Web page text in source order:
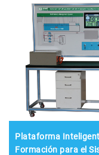
Plataforma
Formación para el